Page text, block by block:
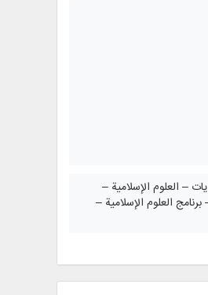
– العلوم الإسلامية –
العلوم الإسلامية –